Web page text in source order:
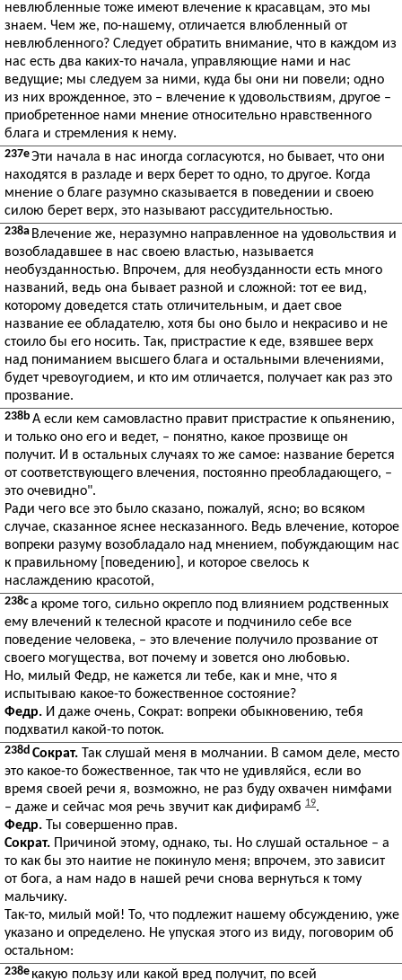
невлюбленные тоже имеют влечение к красавцам, это мы
знаем. Чем же, по-нашему, отличается влюбленный от
невлюбленного? Следует обратить внимание, что в каждом из
нас есть два каких-то начала, управляющие нами и нас
ведущие; мы следуем за ними, куда бы они ни повели; одно
из них врожденное, это – влечение к удовольствиям, другое –
приобретенное нами мнение относительно нравственного
блага и стремления к нему.
237eЭти начала в нас иногда согласуются, но бывает, что они
находятся в разладе и верх берет то одно, то другое. Когда
мнение о благе разумно сказывается в поведении и своею
силою берет верх, это называют рассудительностью.
238a Влечение же, неразумно направленное на удовольствия и
возобладавшее в нас своею властью, называется
необузданностью. Впрочем, для необузданности есть много
названий, ведь она бывает разной и сложной: тот ее вид,
которому доведется стать отличительным, и дает свое
название ее обладателю, хотя бы оно было и некрасиво и не
стоило бы его носить. Так, пристрастие к еде, взявшее верх
над пониманием высшего блага и остальными влечениями,
будет чревоугодием, и кто им отличается, получает как раз это
прозвание.
238b А если кем самовластно правит пристрастие к опьянению,
и только оно его и ведет, – понятно, какое прозвище он
получит. И в остальных случаях то же самое: название берется
от соответствующего влечения, постоянно преобладающего, –
это очевидно".
Ради чего все это было сказано, пожалуй, ясно; во всяком
случае, сказанное яснее несказанного. Ведь влечение, которое
вопреки разуму возобладало над мнением, побуждающим нас
к правильному [поведению], и которое свелось к
наслаждению красотой,
238cа кроме того, сильно окрепло под влиянием родственных
ему влечений к телесной красоте и подчинило себе все
поведение человека, – это влечение получило прозвание от
своего могущества, вот почему и зовется оно любовью.
Но, милый Федр, не кажется ли тебе, как и мне, что я
испытываю какое-то божественное состояние?
Федр. И даже очень, Сократ: вопреки обыкновению, тебя
подхватил какой-то поток.
238d Сократ. Так слушай меня в молчании. В самом деле, место
это какое-то божественное, так что не удивляйся, если во
время своей речи я, возможно, не раз буду охвачен нимфами
– даже и сейчас моя речь звучит как дифирамб 19.
Федр. Ты совершенно прав.
Сократ. Причиной этому, однако, ты. Но слушай остальное – а
то как бы это наитие не покинуло меня; впрочем, это зависит
от бога, а нам надо в нашей речи снова вернуться к тому
мальчику.
Так-то, милый мой! То, что подлежит нашему обсуждению, уже
указано и определено. Не упуская этого из виду, поговорим об
остальном:
238e какую пользу или какой вред получит, по всей